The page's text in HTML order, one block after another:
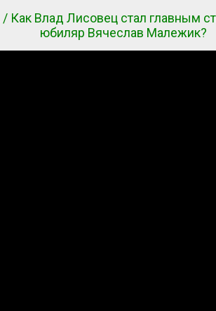
/ Как Влад Лисовец стал главным
юбиляр Вячеслав Малежик?